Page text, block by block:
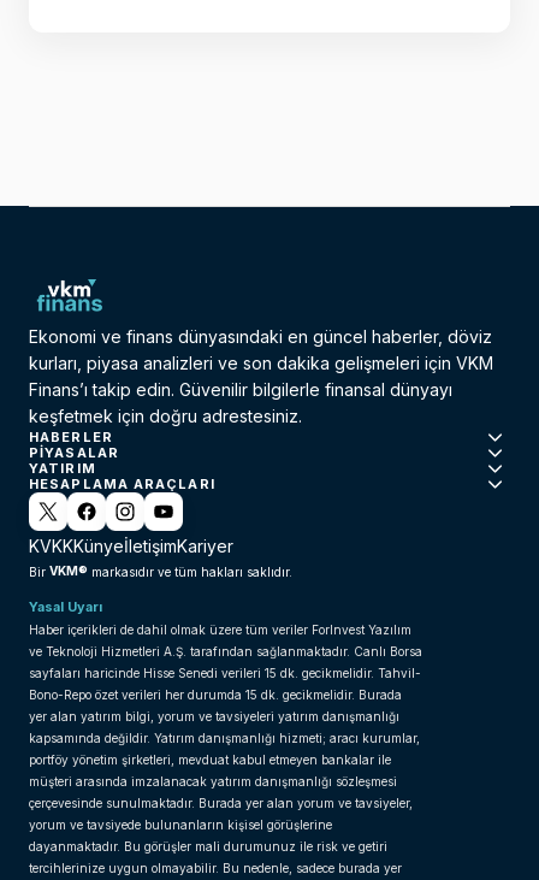
Ekonomi ve finans dünyasındaki en güncel haberler, döviz
kurları, piyasa analizleri ve son dakika gelişmeleri için VKM
Finans’ı takip edin. Güvenilir bilgilerle finansal dünyayı
keşfetmek için doğru adrestesiniz.
HABERLER
PIYASALAR
YATIRIM
HESAPLAMA ARAÇLARI
KVKKKünyeİletişimKariyer
Bir VKM® markasıdır ve tüm hakları saklıdır.
Yasal Uyarı
Haber içerikleri de dahil olmak üzere tüm veriler ForInvest Yazılım
ve Teknoloji Hizmetleri A.Ş. tarafından sağlanmaktadır. Canlı Borsa
sayfaları haricinde Hisse Senedi verileri 15 dk. gecikmelidir. Tahvil-
Bono-Repo özet verileri her durumda 15 dk. gecikmelidir. Burada
yer alan yatırım bilgi, yorum ve tavsiyeleri yatırım danışmanlığı
kapsamında değildir. Yatırım danışmanlığı hizmeti; aracı kurumlar,
portföy yönetim şirketleri, mevduat kabul etmeyen bankalar ile
müşteri arasında imzalanacak yatırım danışmanlığı sözleşmesi
çerçevesinde sunulmaktadır. Burada yer alan yorum ve tavsiyeler,
yorum ve tavsiyede bulunanların kişisel görüşlerine
dayanmaktadır. Bu görüşler mali durumunuz ile risk ve getiri
tercihlerinize uygun olmayabilir. Bu nedenle, sadece burada yer